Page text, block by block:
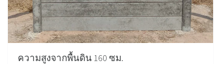
ความสูงจากพื้นดิน 160 ซม.